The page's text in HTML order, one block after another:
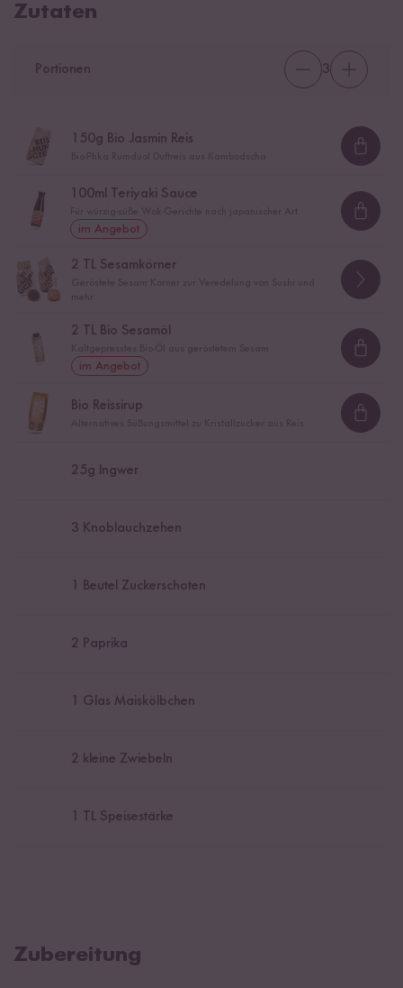
Zutaten
Portionen 3
150g Bio Jasmin Reis
100ml Teriyaki Sauce
im Angebot
2 TL Sesamkörner
2 TL Bio Sesamöl
im Angebot
Bio Reissirup
25g Ingwer
3 Knoblauchzehen
1 Beutel Zuckerschoten
2 Paprika
1 Glas Maiskölbchen
2 kleine Zwiebeln
1 TL Speisestärke
Zubereitung